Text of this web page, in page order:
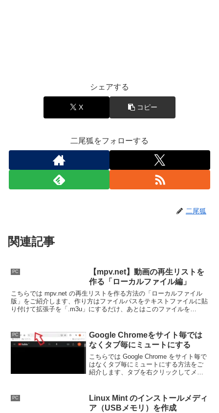
シェアする
X コピー
二尾狐をフォローする
二尾狐
関連記事
PC
【mpv.net】動画の再生リストを
作る「ローカルファイル編」
こちらでは mpv.net の再生リストを作る方法の「ローカルファイル
版」をご紹介します、作り方はファイルパスをテキストファイルに貼
り付けて拡張子を「.m3u」にするだけ、あとはこのファイルを
PC
Google Chromeをサイト毎では
なくタブ毎にミュートにする
こちらでは Google Chrome をサイト毎で
はなくタブ毎にミュートにする方法をご
紹介します、タブを右クリックしてメニ
で、そのタブだけをミュートに出来るよ
うにしてみましょう。
PC
Linux Mint のインストールメディ
ア（USBメモリ）を作成